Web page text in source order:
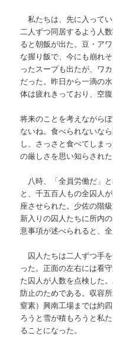
私たちは、先に入って
二人ずつ同居するよう人
ると朝飯が出た。豆 ・ア
な握り飯で、今にも崩れ
ったスープも出たが、ワ
だった。昨日から一滴の
体は疲れきっており、空
将来のことを考えながら
ないね。食べられないな
し、さっさと食べてしま
の厳しさを思い知らされた
八時、「全員労働だ」
と、千五百人もの全囚人
座させられた。少佐の階
新入りの囚人たちに所内
意事項が述べられると、全
囚人たちは二人ずつ手
った。正面の左右には看
た囚人が人数を点検した
防止のためである。収容
窒素）興南工場までは約
ろうと雪が積もろうと私
ることになった。